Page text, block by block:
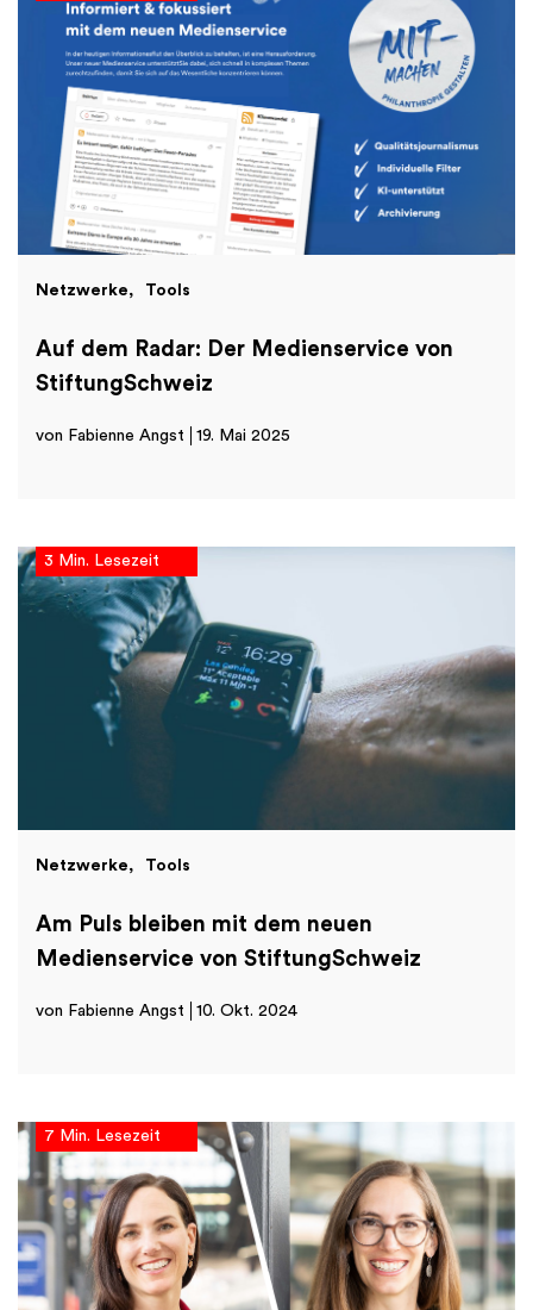
Netzwerke Tools
Auf dem Radar: Der Medienservice von
StiftungSchweiz
von Fabienne Angst 19. Mai 2025
3 Min. Lesezeit
Netzwerke Tools
Am Puls bleiben mit dem neuen
Medienservice von StiftungSchweiz
von Fabienne Angst 10. Okt. 2024
7 Min. Lesezeit